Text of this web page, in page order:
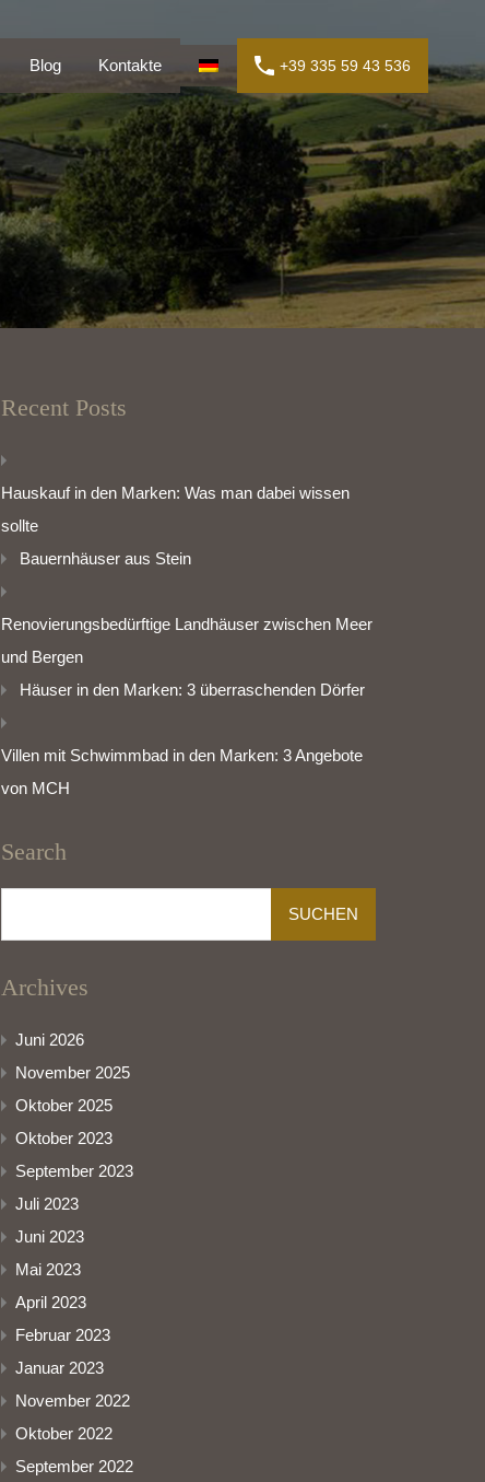
Kontakte +39 335 59 43 536
Blog Kontakte +39 335 59 43 536
Recent Posts
Hauskauf in den Marken: Was man dabei wissen
sollte
Bauernhäuser aus Stein
Renovierungsbedürftige Landhäuser zwischen Meer
und Bergen
Häuser in den Marken: 3 überraschenden Dörfer
Villen mit Schwimmbad in den Marken: 3 Angebote
von MCH
Search
nach:
Archives
Juni 2026
November 2025
Oktober 2025
Oktober 2023
September 2023
Juli 2023
Juni 2023
Mai 2023
April 2023
Februar 2023
Januar 2023
November 2022
Oktober 2022
September 2022